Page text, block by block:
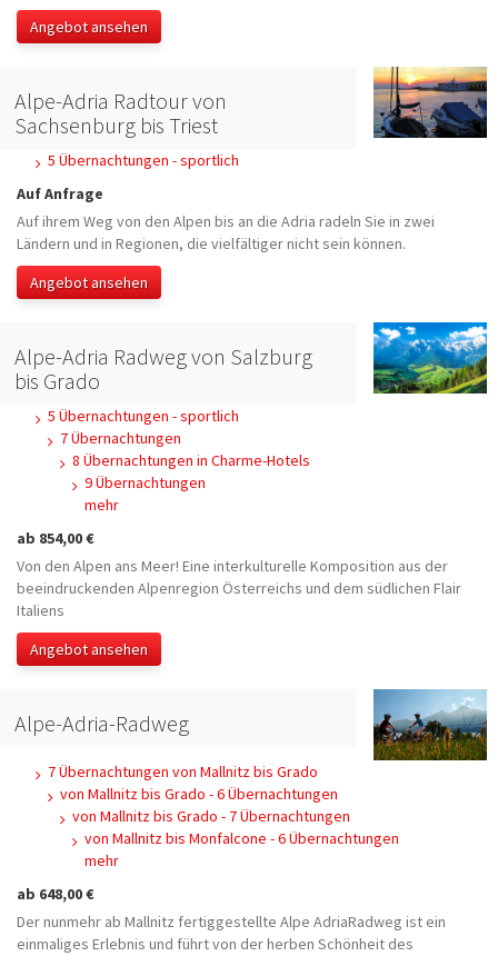
Angebot ansehen
Alpe-Adria Radtour von
Sachsenburg bis Triest
5 Übernachtungen - sportlich
Auf Anfrage
Auf ihrem Weg von den Alpen bis an die Adria radeln Sie in zwei
Ländern und in Regionen, die vielfältiger nicht sein können.
Angebot ansehen
Alpe-Adria Radweg von Salzburg
bis Grado
5 Übernachtungen - sportlich
7 Übernachtungen
8 Übernachtungen in Charme-Hotels
9 Übernachtungen
mehr
ab 854,00 €
Von den Alpen ans Meer! Eine interkulturelle Komposition aus der
beeindruckenden Alpenregion Österreichs und dem südlichen Flair
Italiens
Angebot ansehen
Alpe-Adria-Radweg
7 Übernachtungen von Mallnitz bis Grado
von Mallnitz bis Grado - 6 Übernachtungen
von Mallnitz bis Grado - 7 Übernachtungen
von Mallnitz bis Monfalcone - 6 Übernachtungen
mehr
ab 648,00 €
Der nunmehr ab Mallnitz fertiggestellte Alpe AdriaRadweg ist ein
einmaliges Erlebnis und führt von der herben Schönheit des